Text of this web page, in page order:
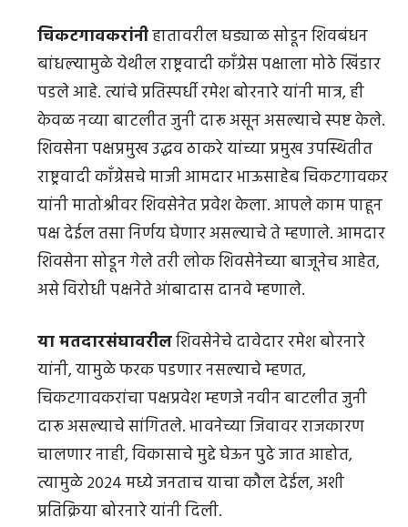
चिकटगावकरांनीहातावरील घड्याळ सोडून शिवबंधन
बांधल्यामुळे येथील राष्ट्रवादी काँग्रेस पक्षाला मोठे खिंडार
पडले आहे. त्यांचे प्रतिस्पर्धी रमेश बोरनारे यांनी मात्र, ही
केवळ नव्या बाटलीत जुनी दारू असून असल्याचे स्पष्ट केले.
शिवसेना पक्षप्रमुख उद्धव ठाकरे यांच्या प्रमुख उपस्थितीत
राष्ट्रवादी काँग्रेसचे माजी आमदार भाऊसाहेब चिकटगावकर
यांनी मातोश्रीवर शिवसेनेत प्रवेश केला. आपले काम पाहून
पक्ष देईल तसा निर्णय घेणार असल्याचे ते म्हणाले. आमदार
शिवसेना सोडून गेले तरी लोक शिवसेनेच्या बाजूनेच आहेत,
असे विरोधी पक्षनेते आंबादास दानवे म्हणाले.
या मतदारसंघावरीलशिवसेनेचे दावेदार रमेश बोरनारे
यांनी, यामुळे फरक पडणार नसल्याचे म्हणत,
चिकटगावकरांचा पक्षप्रवेश म्हणजे नवीन बाटलीत जुनी
दारू असल्याचे सांगितले. भावनेच्या जिवावर राजकारण
चालणार नाही, विकासाचे मुद्दे घेऊन पुढे जात आहोत,
त्यामुळे २०२४ मध्ये जनताच याचा कौल देईल, अशी
प्रतिक्रिया बोरनारे यांनी दिली.